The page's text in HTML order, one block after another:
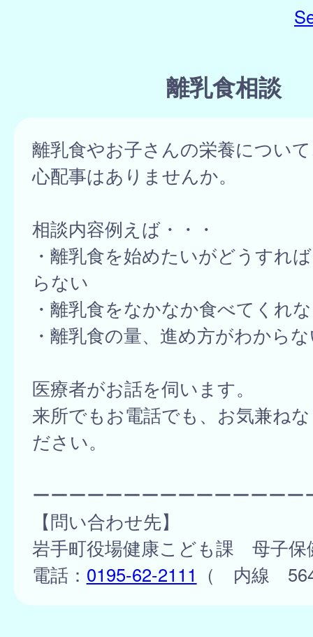
離乳食相談
離乳食やお子さんの栄養につい
心配事はありませんか。
相談内容例えば・・・
・離乳食を始めたいがどうすれ
らない
・離乳食をなかなか食べてくれ
・離乳食の量、進め方がわから
医療者がお話を伺います。
来所でもお電話でも、お気兼ね
ださい。
ーーーーーーーーーーーーーーー
【問い合わせ先】
岩手町役場健康こども課 母子保
電話： 0195-62-2111 （ 内線